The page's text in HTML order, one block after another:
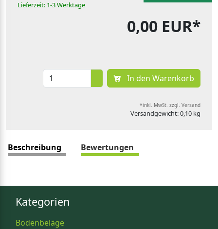
Lieferzeit: 1-3 Werktage
0,00 EUR*
In den Warenkorb
*inkl. MwSt. zzgl. Versand
Versandgewicht: 0,10 kg
Beschreibung Bewertungen
Kategorien
Bodenbeläge